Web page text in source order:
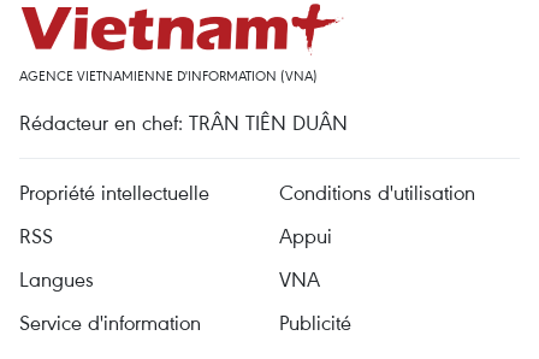
AGENCE VIETNAMIENNE D'INFORMATION (VNA)
Rédacteur en chef: TRÂN TIÊN DUÂN
Propriété intellectuelle
Conditions d'utilisation
RSS
Appui
Langues
VNA
Service d'information
Publicité